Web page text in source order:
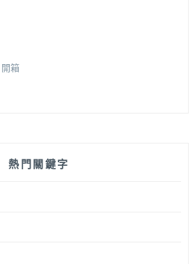
開箱
熱門關鍵字